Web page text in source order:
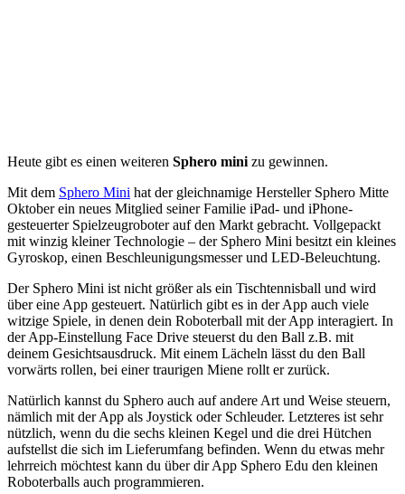
Heute gibt es einen weiteren Sphero mini zu gewinnen.
Mit dem Sphero Mini hat der gleichnamige Hersteller Sphero Mitte
Oktober ein neues Mitglied seiner Familie iPad- und iPhone-
gesteuerter Spielzeugroboter auf den Markt gebracht. Vollgepackt
mit winzig kleiner Technologie – der Sphero Mini besitzt ein kleines
Gyroskop, einen Beschleunigungsmesser und LED-Beleuchtung.
Der Sphero Mini ist nicht größer als ein Tischtennisball und wird
über eine App gesteuert. Natürlich gibt es in der App auch viele
witzige Spiele, in denen dein Roboterball mit der App interagiert. In
der App-Einstellung Face Drive steuerst du den Ball z.B. mit
deinem Gesichtsausdruck. Mit einem Lächeln lässt du den Ball
vorwärts rollen, bei einer traurigen Miene rollt er zurück.
Natürlich kannst du Sphero auch auf andere Art und Weise steuern,
nämlich mit der App als Joystick oder Schleuder. Letzteres ist sehr
nützlich, wenn du die sechs kleinen Kegel und die drei Hütchen
aufstellst die sich im Lieferumfang befinden. Wenn du etwas mehr
lehrreich möchtest kann du über dir App Sphero Edu den kleinen
Roboterballs auch programmieren.